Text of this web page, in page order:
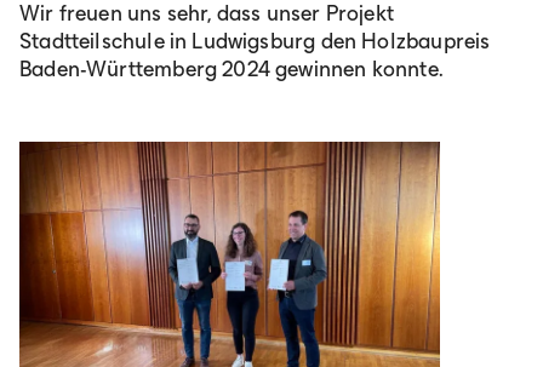
Wir freuen uns sehr, dass unser Projekt
Stadtteilschule in Ludwigsburg den Holzbaupreis
Baden-Württemberg 2024 gewinnen konnte.